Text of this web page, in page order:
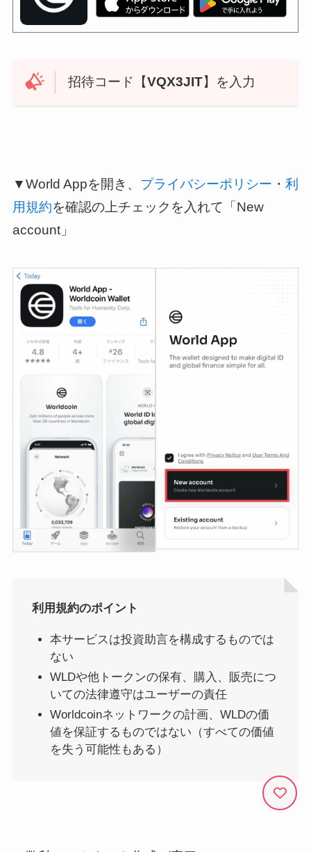
招待コード【VQX3JIT】を入力
▼World Appを開き、 プライバシーポリシー ・ 利
用規約を確認の上チェックを入れて「New
account」
利用規約のポイント
本サービスは投資助言を構成するものでは
ない
WLDや他トークンの保有、購入、販売につ
いての法律遵守はユーザーの責任
Worldcoinネットワークの計画、WLDの価
値を保証するものではない（すべての価値
を失う可能性もある）